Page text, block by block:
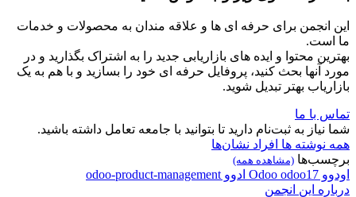
این انجمن برای حرفه ای ها و علاقه مندان به محصولات و خدمات
ما است.
بهترین محتوا و ایده های بازاریابی جدید را به اشتراک بگذارید و در
مورد آنها بحث کنید، پروفایل حرفه ای خود را بسازید و با هم به یک
بازاریاب بهتر تبدیل شوید.
تماس با ما
شما نیاز به ثبت‌نام دارید تا بتوانید با جامعه تعامل داشته باشید.
همه نوشته ها افراد نشان‌ها
برچسب‌ها (مشاهده همه)
اودوو Odoo odoo17 ادوو odoo-product-management
درباره این انجمن